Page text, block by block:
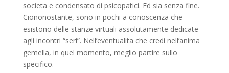
societa e condensato di psicopatici. Ed sia senza fine.
Ciononostante, sono in pochi a conoscenza che
esistono delle stanze virtuali assolutamente dedicate
agli incontri “seri”. Nell’eventualita che credi nell’anima
gemella, in quel momento, meglio partire sullo
specifico.